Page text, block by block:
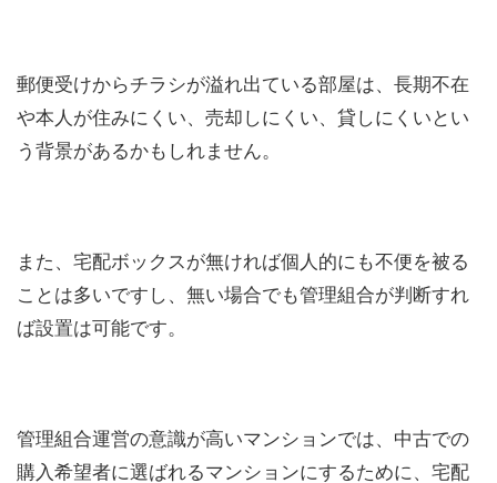
郵便受けからチラシが溢れ出ている部屋は、長期不在
や本人が住みにくい、売却しにくい、貸しにくいとい
う背景があるかもしれません。
また、宅配ボックスが無ければ個人的にも不便を被る
ことは多いですし、無い場合でも管理組合が判断すれ
ば設置は可能です。
管理組合運営の意識が高いマンションでは、中古での
購入希望者に選ばれるマンションにするために、宅配